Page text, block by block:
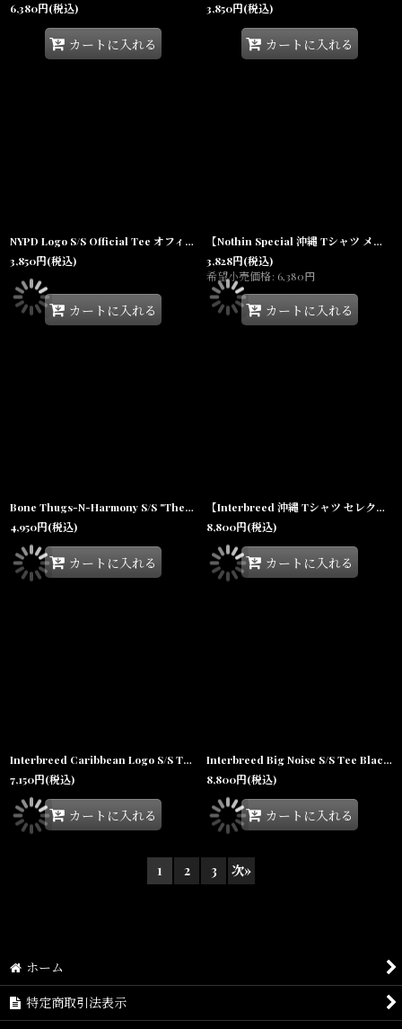
6,380円(税込)
カートに入れる
3,850円(税込)
カートに入れる
NYPD Logo S/S Official Tee オフィシャル ニューヨーク 市警察 半袖 Tシャツ Navy
3,850円(税込)
カートに入れる
【Nothin Special 沖縄 Tシャツ メンズセレクトショップ】Propaganda S/S Tee 半袖 Egg plant
3,828円(税込)
希望小売価格: 6,380円
カートに入れる
Bone Thugs-N-Harmony S/S "The Art of War" Official Rap Tee ボーン・サグズン・ハーモニー オフィシャル ライセンス 半袖 Tシャツ
4,950円(税込)
カートに入れる
【Interbreed 沖縄 Tシャツ セレクトショップ 通販】Lucky Pocket S/S Tee BLK ダブルポケット 半袖
8,800円(税込)
カートに入れる
Interbreed Caribbean Logo S/S Tee White 半袖 Tシャツ
7,150円(税込)
カートに入れる
Interbreed Big Noise S/S Tee Black 半袖 Tシャツ
8,800円(税込)
カートに入れる
1 2 3 次»
ホーム
特定商取引法表示